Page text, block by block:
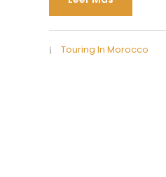
Touring In Morocco